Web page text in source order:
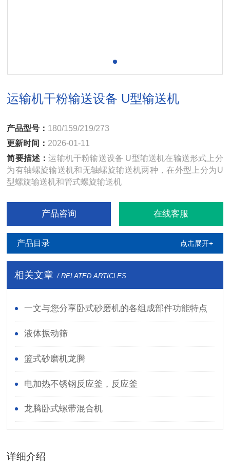
运输机干粉输送设备 U型输送机
产品型号： 180/159/219/273
更新时间： 2026-01-11
简要描述：运输机干粉输送设备 U型输送机在输送形式上分
为有轴螺旋输送机和无轴螺旋输送机两种，在外型上分为U
型螺旋输送机和管式螺旋输送机
产品咨询 在线客服
产品目录 点击展开+
相关文章 / RELATED ARTICLES
一文与您分享卧式砂磨机的各组成部件功能特点
液体振动筛
篮式砂磨机龙腾
电加热不锈钢反应釜，反应釜
龙腾卧式螺带混合机
详细介绍